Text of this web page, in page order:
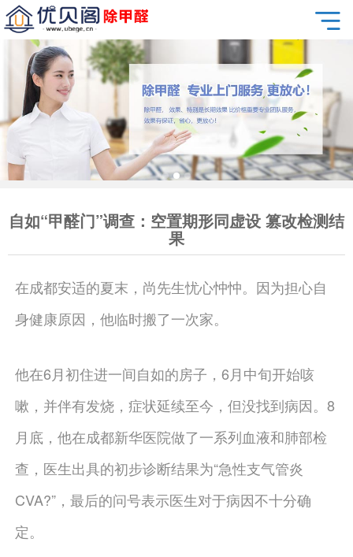
自如“甲醛门”调查：空置期形同虚设 篡改检测结
果
在成都安适的夏末，尚先生忧心忡忡。因为担心自
身健康原因，他临时搬了一次家。
他在6月初住进一间自如的房子，6月中旬开始咳
嗽，并伴有发烧，症状延续至今，但没找到病因。8
月底，他在成都新华医院做了一系列血液和肺部检
查，医生出具的初步诊断结果为“急性支气管炎
CVA?”，最后的问号表示医生对于病因不十分确
定。